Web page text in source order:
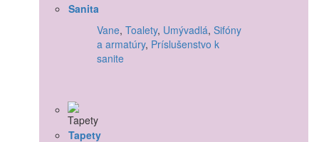
Sanita
Vane, Toalety, Umývadlá, Sifóny
a armatúry, Príslušenstvo k
sanite
Tapety